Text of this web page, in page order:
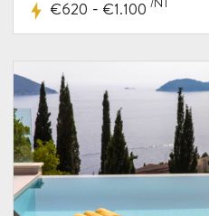
€620 - €1.100 /NT